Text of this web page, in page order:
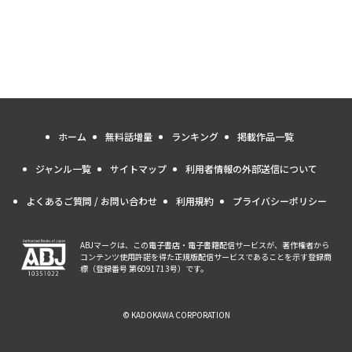
ホーム 無料話増量 ランキング 掲載作品一覧
ジャンル一覧 サイトマップ 利用者情報の外部送信について
よくあるご質問 / お問い合わせ 利用規約 プライバシーポリシー
ABJマークは、この電子書店・電子書籍配信サービスが、著作権者から
コンテンツ使用許諾を得た正規版配信サービスであることを示す登録商
標（登録番号 第6091713号）です。
© KADOKAWA CORPORATION